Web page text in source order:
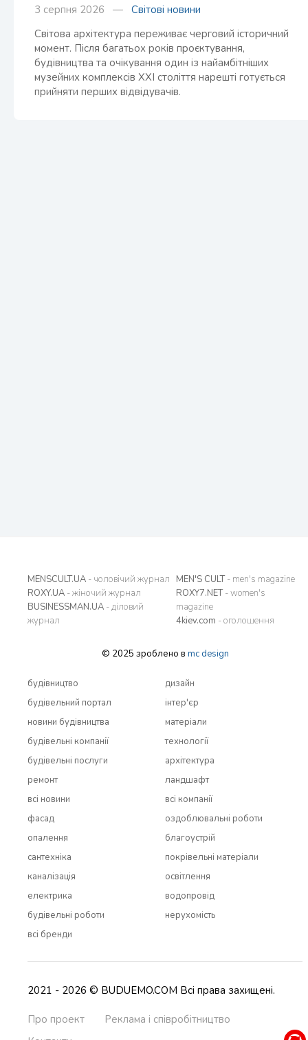
3 серпня 2026 — Світові новини
Світова архітектура переживає черговий історичний
момент. Після багатьох років проєктування,
будівництва та очікування один із найамбітніших
музейних комплексів XXI століття нарешті готується
прийняти перших відвідувачів.
MENSCULT.UA - чоловічий журнал
ROXY.UA - жіночий журнал
BUSINESSMAN.UA - діловий
журнал
MEN'S CULT- men's magazine
ROXY7.NET- women's
magazine
4kiev.com - оголошення
© 2025 зроблено в mc design
будівництво
будівельний портал
новини будівництва
будівельні компанії
будівельні послуги
ремонт
всi новини
дизайн
інтер'єр
матеріали
технології
архітектура
ландшафт
всi компанії
фасад
опалення
сантехніка
каналізація
електрика
будівельні роботи
всi бренди
оздоблювальні роботи
благоустрій
покрівельні матеріали
освітлення
водопровід
нерухомість
2021 - 2026 © BUDUEMO.COM Всі права захищені.
Про проект
Реклама і співробітництво